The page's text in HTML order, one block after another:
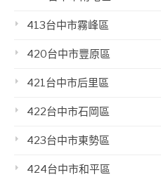
413台中市霧峰區
420台中市豐原區
421台中市后里區
422台中市石岡區
423台中市東勢區
424台中市和平區